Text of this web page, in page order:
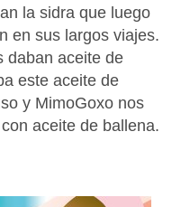
la sidra que luego
en sus largos viajes.
daban aceite de
este aceite de
y MimoGoxo nos
aceite de ballena.